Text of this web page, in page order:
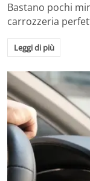
Bastano pochi
carrozzeria
Leggi di più